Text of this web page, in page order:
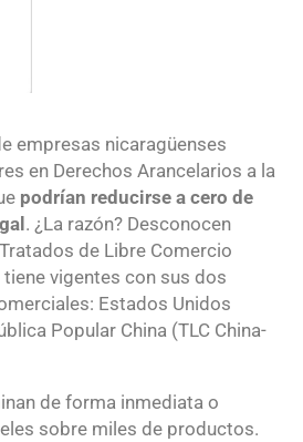
empresas nicaragüenses
en Derechos Arancelarios a la
podrían reducirse a cero de
. ¿La razón? Desconocen
de Libre Comercio
tiene vigentes con sus dos
Estados Unidos
Popular China (TLC China-
de forma inmediata o
sobre miles de productos.